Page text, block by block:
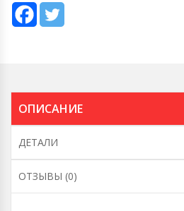
ОПИСАНИЕ
ДЕТАЛИ
ОТЗЫВЫ (0)